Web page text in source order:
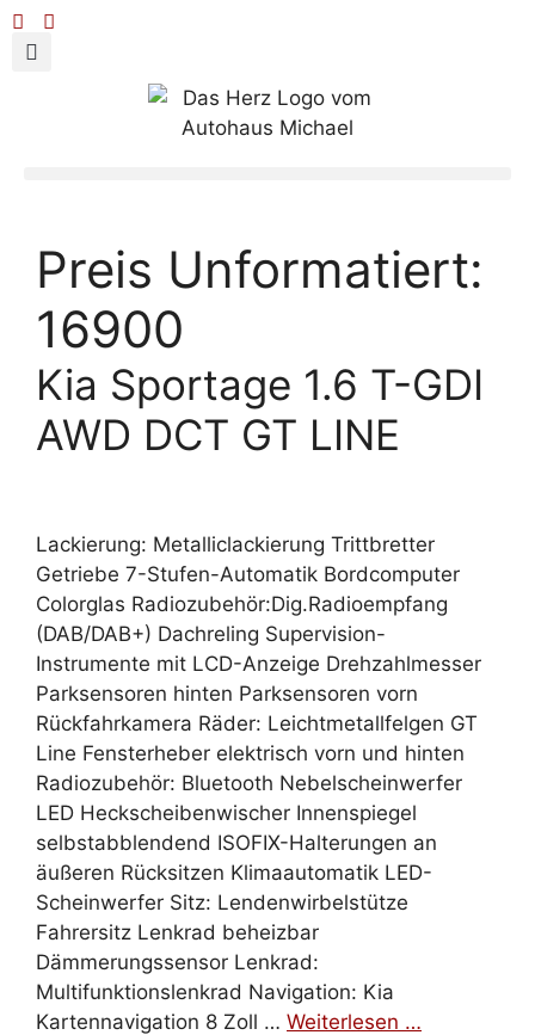
Preis Unformatiert:
16900
Kia Sportage 1.6 T-GDI
AWD DCT GT LINE
Lackierung: Metalliclackierung Trittbretter
Getriebe 7-Stufen-Automatik Bordcomputer
Colorglas Radiozubehör:Dig.Radioempfang
(DAB/DAB+) Dachreling Supervision-
Instrumente mit LCD-Anzeige Drehzahlmesser
Parksensoren hinten Parksensoren vorn
Rückfahrkamera Räder: Leichtmetallfelgen GT
Line Fensterheber elektrisch vorn und hinten
Radiozubehör: Bluetooth Nebelscheinwerfer
LED Heckscheibenwischer Innenspiegel
selbstabblendend ISOFIX-Halterungen an
äußeren Rücksitzen Klimaautomatik LED-
Scheinwerfer Sitz: Lendenwirbelstütze
Fahrersitz Lenkrad beheizbar
Dämmerungssensor Lenkrad:
Multifunktionslenkrad Navigation: Kia
Kartennavigation 8 Zoll … Weiterlesen …